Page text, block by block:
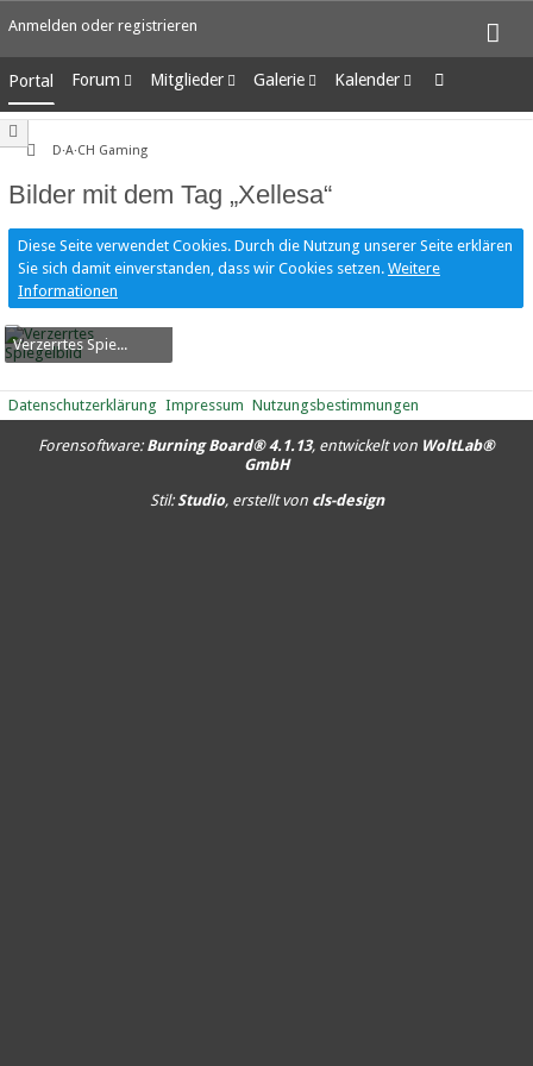
Anmelden oder registrieren
Portal Forum
Unerledigte Themen
Mitglieder
Letzte Aktivitäten
Mitgliedersuche
Galerie
Alben
Kalender
Wochenansicht
D·A·CH Gaming
Bilder mit dem Tag „Xellesa“
Diese Seite verwendet Cookies. Durch die Nutzung unserer Seite erklären
Sie sich damit einverstanden, dass wir Cookies setzen. Weitere
Informationen
Verzerrtes Spiegelbild
BorgGiXtah-7. Oktober 2016
Datenschutzerklärung Impressum Nutzungsbestimmungen
Forensoftware: Burning Board® 4.1.13, entwickelt von WoltLab®
GmbH
Stil:Studio, erstellt von cls-design